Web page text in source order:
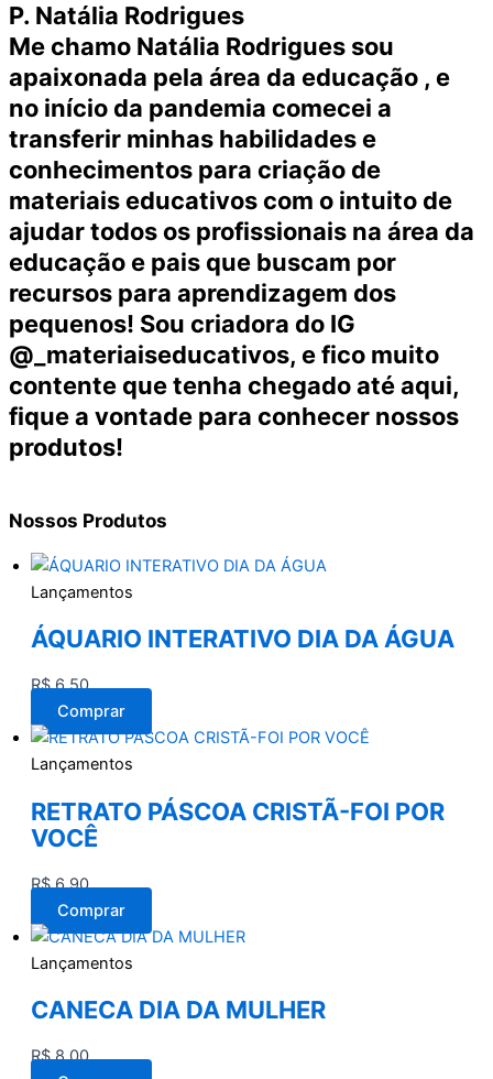
P. Natália Rodrigues
Me chamo Natália Rodrigues sou
apaixonada pela área da educação , e
no início da pandemia comecei a
transferir minhas habilidades e
conhecimentos para criação de
materiais educativos com o intuito de
ajudar todos os profissionais na área da
educação e pais que buscam por
recursos para aprendizagem dos
pequenos! Sou criadora do IG
@_materiaiseducativos, e fico muito
contente que tenha chegado até aqui,
fique a vontade para conhecer nossos
produtos!
Nossos Produtos
Lançamentos
ÁQUARIO INTERATIVO DIA DA ÁGUA
R$6,50
Comprar
Lançamentos
RETRATO PÁSCOA CRISTÃ-FOI POR
VOCÊ
R$6,90
Comprar
Lançamentos
CANECA DIA DA MULHER
R$8,00